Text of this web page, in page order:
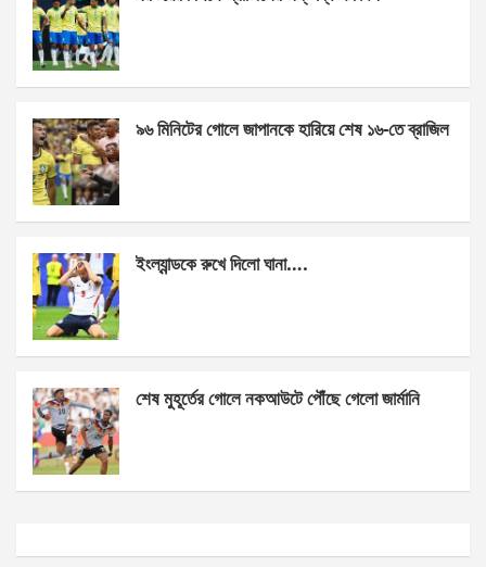
o
o
k
g
er
p
৯৬ মিনিটের গোলে জাপানকে হারিয়ে শেষ ১৬-তে ব্রাজিল
ইংল্যান্ডকে রুখে দিলো ঘানা….
শেষ মুহূর্তের গোলে নকআউটে পৌঁছে গেলো জার্মানি